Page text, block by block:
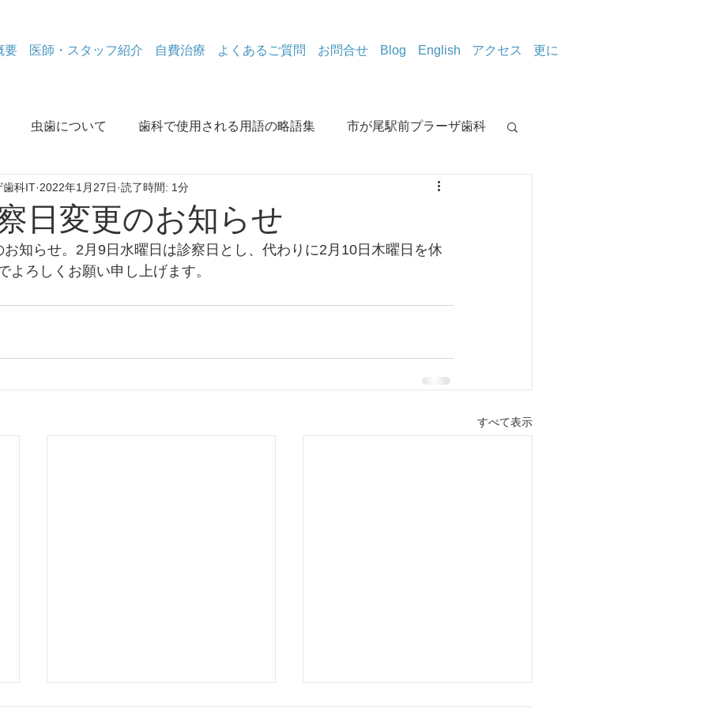
要 医師・スタッフ紹介 自費治療 よくあるご質問 お問合せ Blog English アクセス 更に
虫歯について 歯科で使用される用語の略語集 市が尾駅前プラーザ歯科
去 なぜなに歯周病 コロナ関係 治療室から
磁波情報 なぜなに歯周病 口腔と認知症 ホワイトニング
日変更のお知らせ
歯科IT 2022年1月27日 読了時間: 1分
知らせ。2月9日水曜日は診察日とし、代わりに2月10日木曜日を休
よろしくお願い申し上げます。
すべて表示